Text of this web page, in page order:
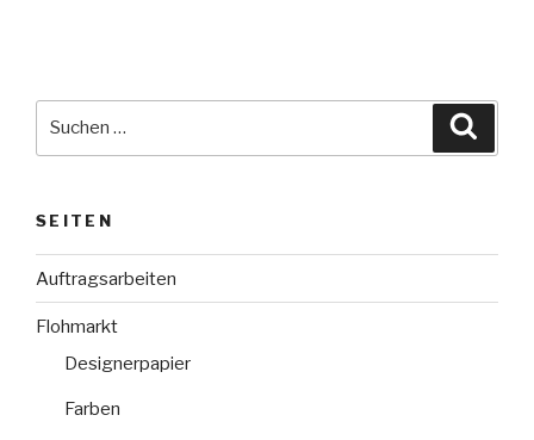
SEITEN
Auftragsarbeiten
Flohmarkt
Designerpapier
Farben